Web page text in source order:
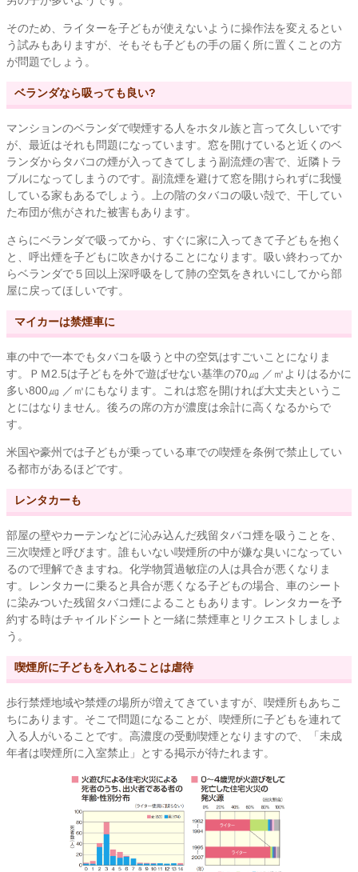
そのため、ライターを子どもが使えないように操作法を変えるとい
う試みもありますが、そもそも子どもの手の届く所に置くことの方
が問題でしょう。
ベランダなら吸っても良い?
マンションのベランダで喫煙する人をホタル族と言って久しいです
が、最近はそれも問題になっています。窓を開けていると近くのベ
ランダからタバコの煙が入ってきてしまう副流煙の害で、近隣トラ
ブルになってしまうのです。副流煙を避けて窓を開けられずに我慢
している家もあるでしょう。上の階のタバコの吸い殻で、干してい
た布団が焦がされた被害もあります。
さらにベランダで吸ってから、すぐに家に入ってきて子どもを抱く
と、呼出煙を子どもに吹きかけることになります。吸い終わってか
らベランダで５回以上深呼吸をして肺の空気をきれいにしてから部
屋に戻ってほしいです。
マイカーは禁煙車に
車の中で一本でもタバコを吸うと中の空気はすごいことになりま
す。ＰＭ2.5は子どもを外で遊ばせない基準の70㎍ ／㎥よりはるかに
多い800㎍ ／㎥にもなります。これは窓を開ければ大丈夫というこ
とにはなりません。後ろの席の方が濃度は余計に高くなるからで
す。
米国や豪州では子どもが乗っている車での喫煙を条例で禁止してい
る都市があるほどです。
レンタカーも
部屋の壁やカーテンなどに沁み込んだ残留タバコ煙を吸うことを、
三次喫煙と呼びます。誰もいない喫煙所の中が嫌な臭いになってい
るので理解できますね。化学物質過敏症の人は具合が悪くなりま
す。レンタカーに乗ると具合が悪くなる子どもの場合、車のシート
に染みついた残留タバコ煙によることもあります。レンタカーを予
約する時はチャイルドシートと一緒に禁煙車とリクエストしましょ
う。
喫煙所に子どもを入れることは虐待
歩行禁煙地域や禁煙の場所が増えてきていますが、喫煙所もあちこ
ちにあります。そこで問題になることが、喫煙所に子どもを連れて
入る人がいることです。高濃度の受動喫煙となりますので、「未成
年者は喫煙所に入室禁止」とする掲示が待たれます。